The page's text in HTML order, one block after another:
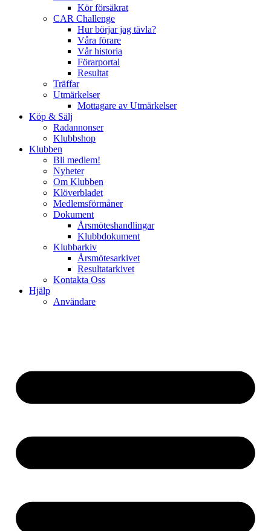
Kör försäkrat
CAR Challenge
Hur börjar jag tävla?
Våra förare
Vår historia
Förarportal
Resultat
Träffar
Utmärkelser
Mottagare av Utmärkelser
Köp & Sälj
Radannonser
Klubbshop
Klubben
Bli medlem!
Nyheter
Om Klubben
Klöverbladet
Medlemsförmåner
Dokument
Årsmöteshandlingar
Klubbdokument
Klubbarkiv
Årsmötesarkivet
Resultatarkivet
Kontakta Oss
Hjälp
Användare